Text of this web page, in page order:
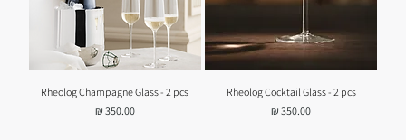
Rheolog Cocktail Glass - 2 pcs
מחיר
Rheolog Champagne Glass - 2 pcs
מחיר‏350.00 ‏₪